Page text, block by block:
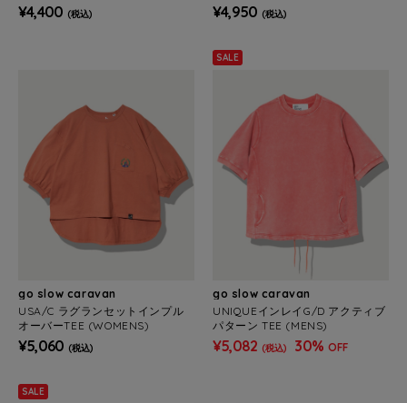
¥4,400 (税込) ¥4,950 (税込)
go slow caravan
USA/C ラグランセットインプル
オーバーTEE (WOMENS)
¥5,060 (税込)
SALE
go slow caravan
UNIQUEインレイG/D アクティブ
パターン TEE (MENS)
¥5,082 (税込) 30% OFF
SALE